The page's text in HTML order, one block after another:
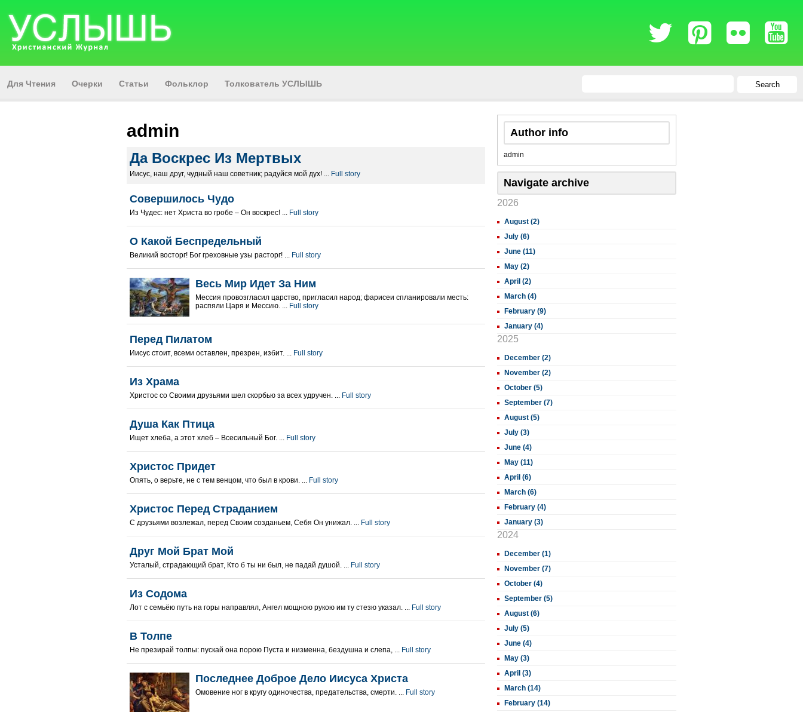
Для Чтения Очерки Статьи Фольклор Толкователь УСЛЫШЬ Search
admin
Да Воскрес Из Мертвых
Иисус, наш друг, чудный наш советник; радуйся мой дух! ... Full story
Совершилось Чудо
Из Чудес: нет Христа во гробе – Он воскрес! ... Full story
О Какой Беспредельный
Великий восторг! Бог греховные узы расторг! ... Full story
Весь Мир Идет За Ним
Мессия провозгласил царство, пригласил народ; фарисеи спланировали месть:
распяли Царя и Мессию. ... Full story
Перед Пилатом
Иисус стоит, всеми оставлен, презрен, избит. ... Full story
Из Храма
Христос со Своими друзьями шел скорбью за всех удручен. ... Full story
Душа Как Птица
Ищет хлеба, а этот хлеб – Всесильный Бог. ... Full story
Христос Придет
Опять, о верьте, не с тем венцом, что был в крови. ... Full story
Христос Перед Страданием
С друзьями возлежал, перед Своим созданьем, Себя Он унижал. ... Full story
Друг Мой Брат Мой
Усталый, страдающий брат, Кто б ты ни был, не падай душой. ... Full story
Из Содома
Лот с семьёю путь на горы направлял, Ангел мощною рукою им ту стезю указал. ... Full story
В Толпе
Не презирай толпы: пускай она порою Пуста и низменна, бездушна и слепа, ... Full story
Последнее Доброе Дело Иисуса Христа
Омовение ног в кругу одиночества, предательства, смерти. ... Full story
Author info
admin
Navigate archive
2026
August (2)
July (6)
June (11)
May (2)
April (2)
March (4)
February (9)
January (4)
2025
December (2)
November (2)
October (5)
September (7)
August (5)
July (3)
June (4)
May (11)
April (6)
March (6)
February (4)
January (3)
2024
December (1)
November (7)
October (4)
September (5)
August (6)
July (5)
June (4)
May (3)
April (3)
March (14)
February (14)